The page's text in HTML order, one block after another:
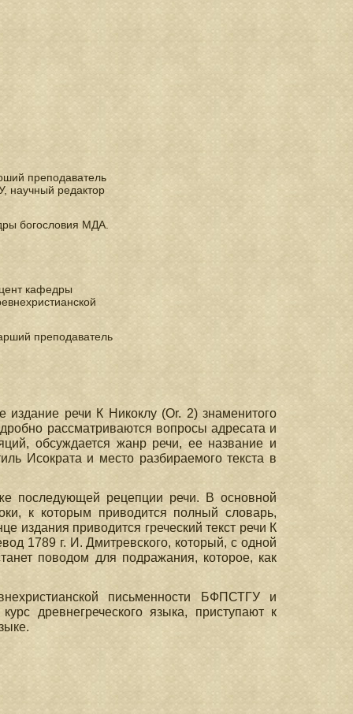
преподаватель
научный редактор
богословия МДА.
кафедры
преподаватель
издание речи К Никоклу (Or. 2) знаменитого
рассматриваются вопросы адресата и
обсуждается жанр речи, ее название и
Исократа и место разбираемого текста в
последующей рецепции речи. В основной
к которым приводится полный словарь,
издания приводится греческий текст речи К
1789 г. И. Дмитревского, который, с одной
поводом для подражания, которое, как
письменности БФПСТГУ и
древнегреческого языка, приступают к